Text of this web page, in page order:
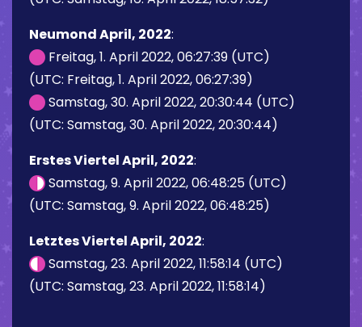
Neumond April, 2022:
Freitag, 1. April 2022, 06:27:39 (UTC)
(UTC: Freitag, 1. April 2022, 06:27:39)
Samstag, 30. April 2022, 20:30:44 (UTC)
(UTC: Samstag, 30. April 2022, 20:30:44)
Erstes Viertel April, 2022:
Samstag, 9. April 2022, 06:48:25 (UTC)
(UTC: Samstag, 9. April 2022, 06:48:25)
Letztes Viertel April, 2022:
Samstag, 23. April 2022, 11:58:14 (UTC)
(UTC: Samstag, 23. April 2022, 11:58:14)